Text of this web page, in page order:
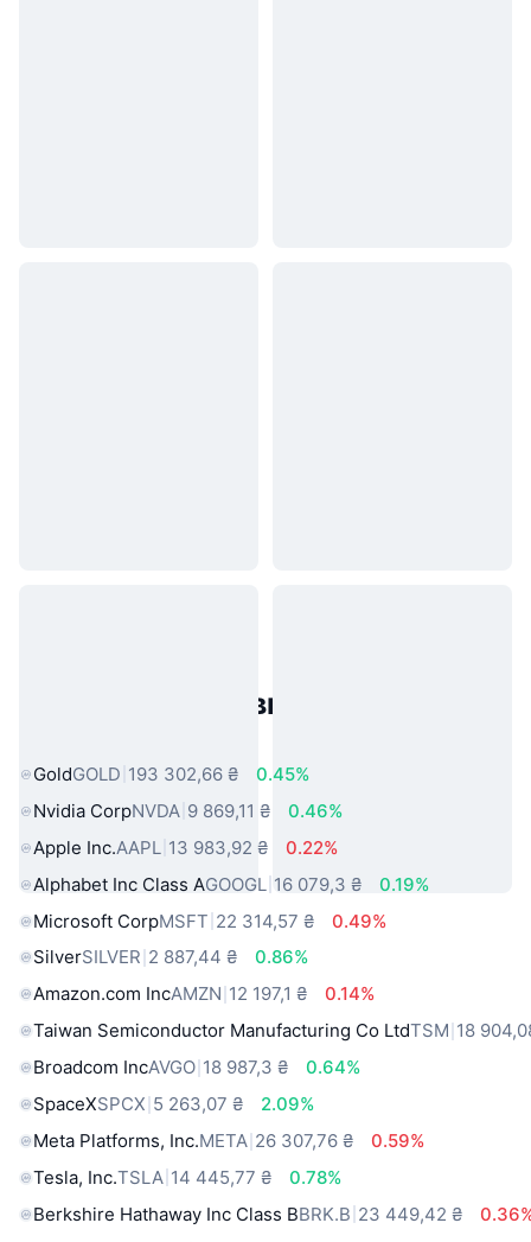
Популярні активи реального
GoldGOLD 193 302,66 ₴
0.45%
Nvidia CorpNVDA 9 869,11 ₴
0.46%
Apple Inc.AAPL 13 983,92 ₴
0.22%
Alphabet Inc Class AGOOGL 16 079,3 ₴
0.19%
Microsoft CorpMSFT 22 314,57 ₴
0.49%
SilverSILVER 2 887,44 ₴
0.86%
Amazon.com IncAMZN 12 197,1 ₴
0.14%
Taiwan Semiconductor Manufacturing Co LtdTSM 18
Broadcom IncAVGO 18 987,3 ₴
0.64%
SpaceXSPCX 5 263,07 ₴
2.09%
Meta Platforms, Inc.META 26 307,76 ₴
0.59%
Tesla, Inc.TSLA 14 445,77 ₴
0.78%
Berkshire Hathaway Inc Class BBRK.B 23 449,42 ₴